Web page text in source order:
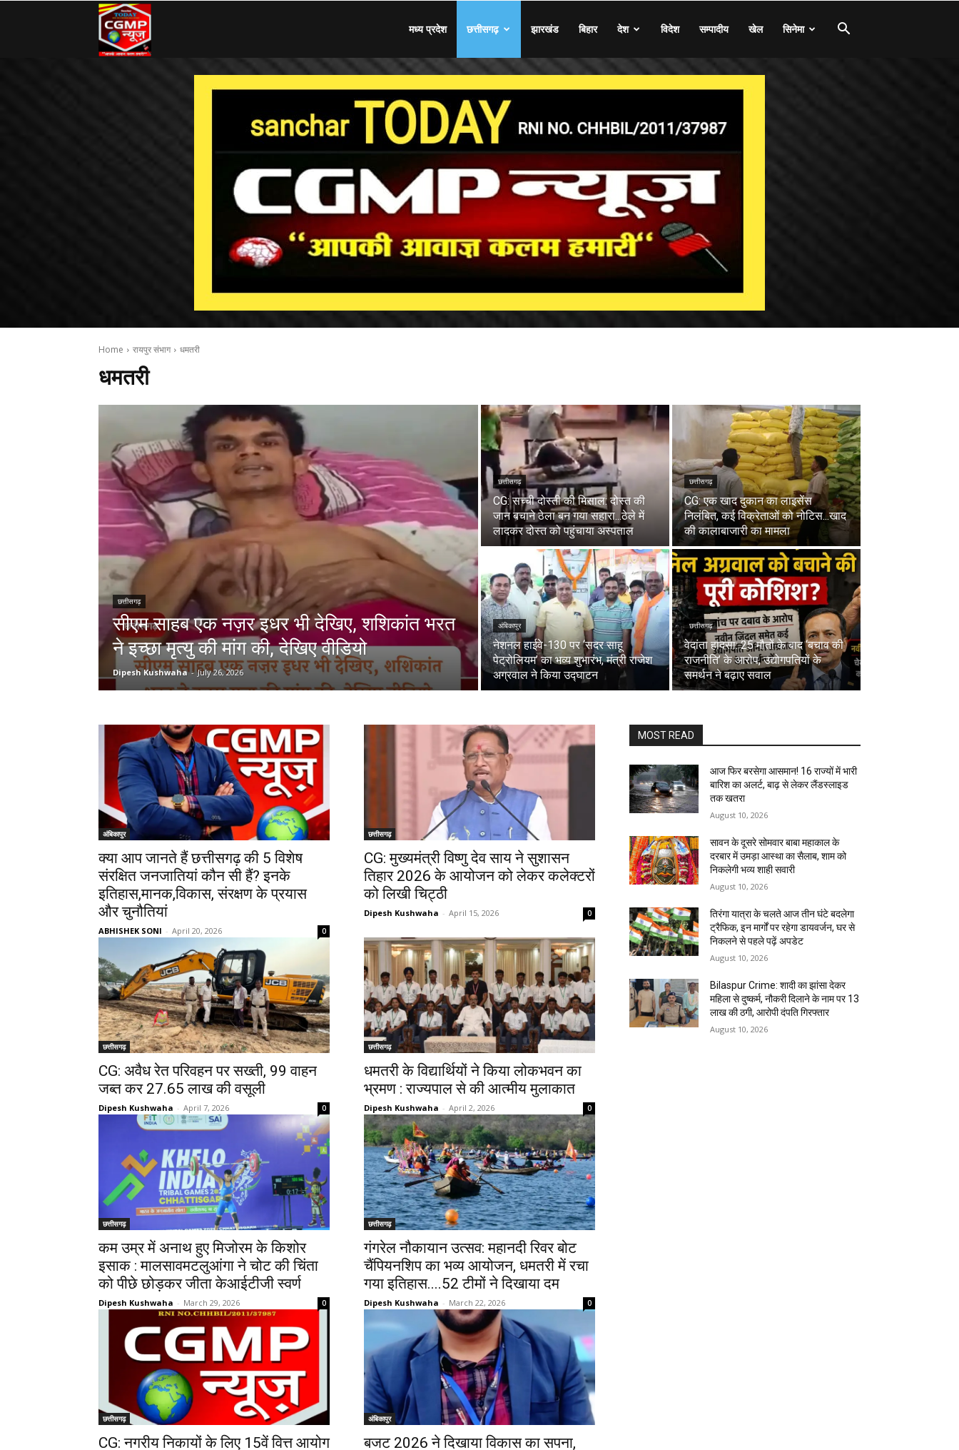
मध्य प्रदेश छत्तीसगढ़ झारखंड बिहार देश विदेश सम्पादीय खेल सिनेमा
Home रायपुर संभाग धमतरी
धमतरी
छत्तीसगढ़
सीएम साहब एक नज़र इधर भी देखिए, शशिकांत भरत
ने इच्छा मृत्यु की मांग की, देखिए वीडियो
Dipesh Kushwaha - July 26, 2026
छत्तीसगढ़
CG: सच्ची दोस्ती की मिसाल: दोस्त की
जान बचाने ठेला बन गया सहारा...ठेले में
लादकर दोस्त को पहुंचाया अस्पताल
छत्तीसगढ़
CG: एक खाद दुकान का लाइसेंस
निलंबित, कई विक्रेताओं को नोटिस...खाद
की कालाबाजारी का मामला
अंबिकापुर
नेशनल हाईवे-130 पर ‘सदर साहू
पेट्रोलियम’ का भव्य शुभारंभ, मंत्री राजेश
अग्रवाल ने किया उद्घाटन
छत्तीसगढ़
वेदांता हादसा: 25 मौतों के बाद ‘बचाव की
राजनीति’ के आरोप, उद्योगपतियों के
समर्थन ने बढ़ाए सवाल
अंबिकापुर
क्या आप जानते हैं छत्तीसगढ़ की 5 विशेष
संरक्षित जनजातियां कौन सी हैं? इनके
इतिहास,मानक,विकास, संरक्षण के प्रयास
और चुनौतियां
ABHISHEK SONI - April 20, 2026 0
छत्तीसगढ़
CG: मुख्यमंत्री विष्णु देव साय ने सुशासन
तिहार 2026 के आयोजन को लेकर कलेक्टरों
को लिखी चिट्ठी
Dipesh Kushwaha - April 15, 2026 0
छत्तीसगढ़
CG: अवैध रेत परिवहन पर सख्ती, 99 वाहन
जब्त कर 27.65 लाख की वसूली
Dipesh Kushwaha - April 7, 2026 0
छत्तीसगढ़
धमतरी के विद्यार्थियों ने किया लोकभवन का
भ्रमण : राज्यपाल से की आत्मीय मुलाकात
Dipesh Kushwaha - April 2, 2026 0
छत्तीसगढ़
कम उम्र में अनाथ हुए मिजोरम के किशोर
इसाक : मालसावमटलुआंगा ने चोट की चिंता
को पीछे छोड़कर जीता केआईटीजी स्वर्ण
Dipesh Kushwaha - March 29, 2026 0
छत्तीसगढ़
गंगरेल नौकायान उत्सव: महानदी रिवर बोट
चैंपियनशिप का भव्य आयोजन, धमतरी में रचा
गया इतिहास....52 टीमों ने दिखाया दम
Dipesh Kushwaha - March 22, 2026 0
छत्तीसगढ़
CG: नगरीय निकायों के लिए 15वें वित्त आयोग
अंबिकापुर
बजट 2026 ने दिखाया विकास का सपना,
MOST READ
आज फिर बरसेगा आसमान! 16 राज्यों में भारी
बारिश का अलर्ट, बाढ़ से लेकर लैंडस्लाइड
तक खतरा
August 10, 2026
सावन के दूसरे सोमवार बाबा महाकाल के
दरबार में उमड़ा आस्था का सैलाब, शाम को
निकलेगी भव्य शाही सवारी
August 10, 2026
तिरंगा यात्रा के चलते आज तीन घंटे बदलेगा
ट्रैफिक, इन मार्गों पर रहेगा डायवर्जन, घर से
निकलने से पहले पढ़ें अपडेट
August 10, 2026
Bilaspur Crime: शादी का झांसा देकर
महिला से दुष्कर्म, नौकरी दिलाने के नाम पर 13
लाख की ठगी, आरोपी दंपति गिरफ्तार
August 10, 2026